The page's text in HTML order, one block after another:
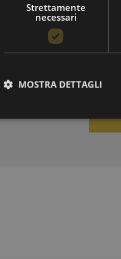
Strettamente
necessari
MOSTRA DETTAGLI